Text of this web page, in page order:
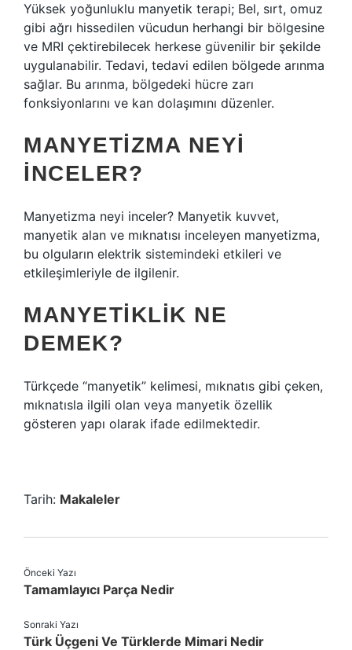
Yüksek yoğunluklu manyetik terapi; Bel, sırt, omuz
gibi ağrı hissedilen vücudun herhangi bir bölgesine
ve MRI çektirebilecek herkese güvenilir bir şekilde
uygulanabilir. Tedavi, tedavi edilen bölgede arınma
sağlar. Bu arınma, bölgedeki hücre zarı
fonksiyonlarını ve kan dolaşımını düzenler.
MANYETIZMA NEYI
INCELER?
Manyetizma neyi inceler? Manyetik kuvvet,
manyetik alan ve mıknatısı inceleyen manyetizma,
bu olguların elektrik sistemindeki etkileri ve
etkileşimleriyle de ilgilenir.
MANYETIKLIK NE
DEMEK?
Türkçede “manyetik” kelimesi, mıknatıs gibi çeken,
mıknatısla ilgili olan veya manyetik özellik
gösteren yapı olarak ifade edilmektedir.
Tarih: Makaleler
Önceki Yazı
Tamamlayıcı Parça Nedir
Sonraki Yazı
Türk Üçgeni Ve Türklerde Mimari Nedir